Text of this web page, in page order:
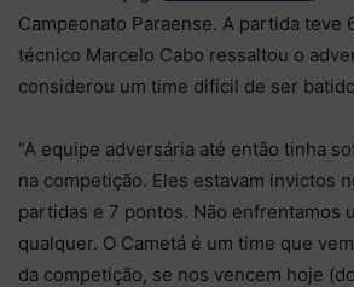
Campeonato Paraense. A partida teve
técnico Marcelo Cabo ressaltou o
considerou um time difícil de ser
“A equipe adversária até então tinha
na competição. Eles estavam invictos
partidas e 7 pontos. Não enfrentamos
qualquer. O Cametá é um time que
da competição, se nos vencem hoje